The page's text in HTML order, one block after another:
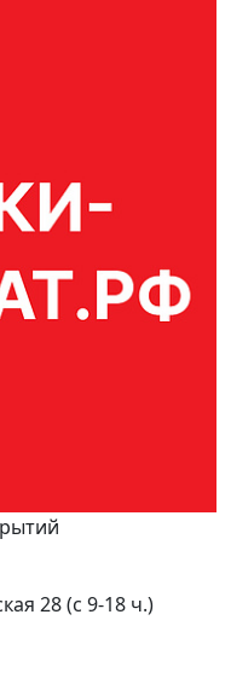
28 (с 9-18 ч.)